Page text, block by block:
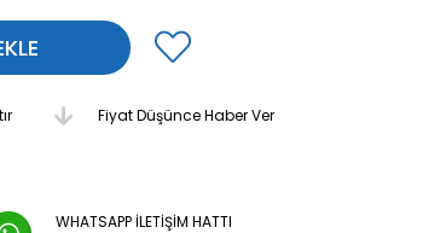
Fiyat Düşünce Haber Ver
WHATSAPP İLETIŞIM HATTI